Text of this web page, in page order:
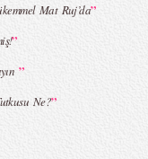
Mat Ruj’da”
”
”
Ne?”